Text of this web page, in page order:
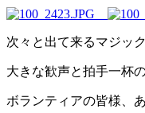
次々と出て来るマジッ
大きな歓声と拍手一杯
ボランティアの皆様、